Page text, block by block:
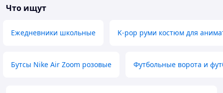
Что ищут
Ежедневники школьные K-pop руми костюм для
Бутсы Nike Air Zoom розовые Футбольные ворота и